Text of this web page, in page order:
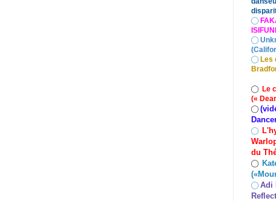
◯
◯
◯ Les
◯ Le
(«
◯
◯
du
◯
◯ Adi